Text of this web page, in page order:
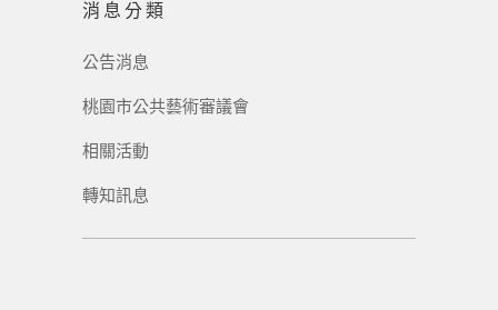
消息分類
公告消息
桃園市公共藝術審議會
相關活動
轉知訊息